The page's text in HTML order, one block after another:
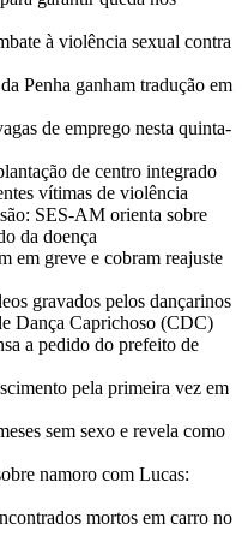
à violência sexual contra
Penha ganham tradução em
de emprego nesta quinta-
de centro integrado
vítimas de violência
SES-AM orienta sobre
da doença
em greve e cobram reajuste
gravados pelos dançarinos
Dança Caprichoso (CDC)
a pedido do prefeito de
pela primeira vez em
sem sexo e revela como
namoro com Lucas:
mortos em carro no